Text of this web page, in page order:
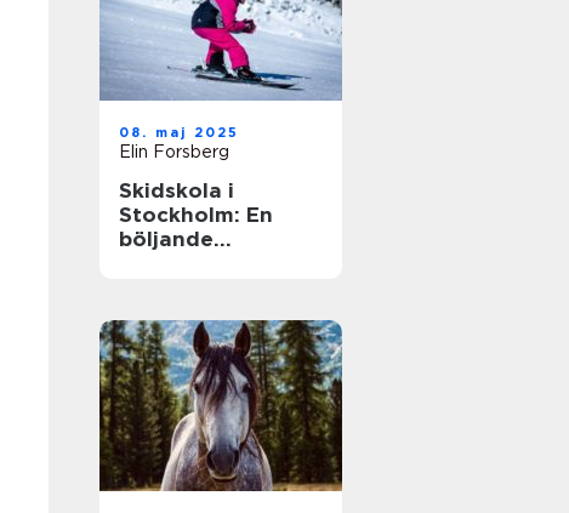
08. maj 2025
Elin Forsberg
Skidskola i
Stockholm: En
böljande